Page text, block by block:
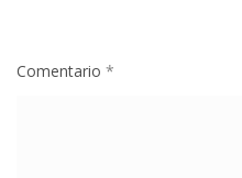
Comentario *